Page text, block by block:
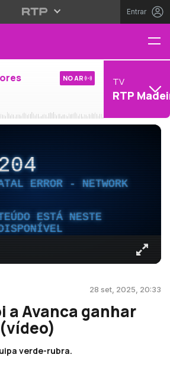
Entrar
NO AR TV
RTP
ERROR - NETWORK
ESTÁ NESTE
28 set, 2025, 20:33
a Avanca ganhar
verde-rubra.